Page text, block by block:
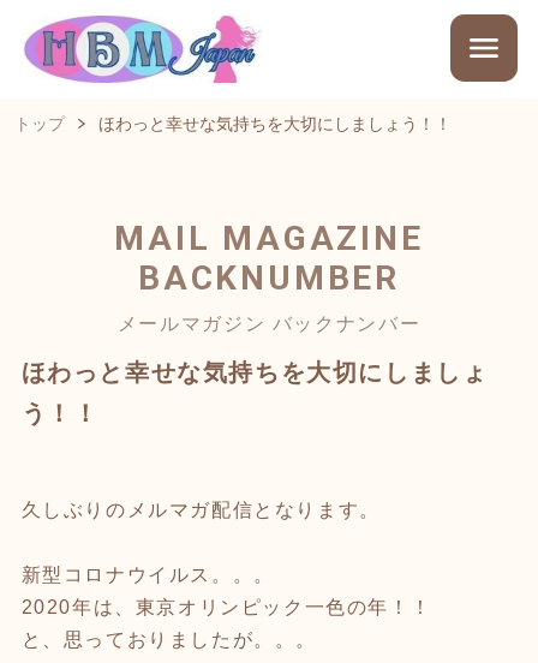
トップ ほわっと幸せな気持ちを大切にしましょう！！
MAIL MAGAZINE
BACKNUMBER
メールマガジン バックナンバー
ほわっと幸せな気持ちを大切にしましょ
う！！
久しぶりのメルマガ配信となります。
新型コロナウイルス。。。
2020年は、東京オリンピック一色の年！！
と、思っておりましたが。。。